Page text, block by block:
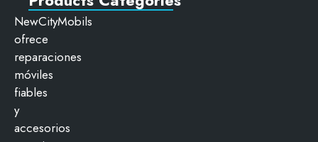
NewCityMobils
ofrece
reparaciones
móviles
fiables
y
accesorios